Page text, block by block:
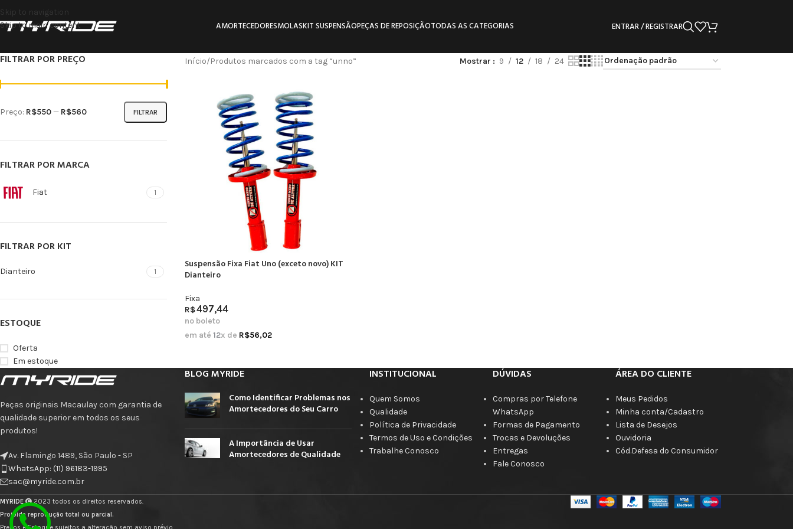
Skip to navigation
Skip to main content
AMORTECEDORESMOLASKIT SUSPENSÃOPEÇAS DE REPOSIÇÃOTODAS AS CATEGORIAS ENTRAR / REGISTRAR
FILTRAR POR PREÇO
FILTRAR
Preço: R$550— R$560
FILTRAR POR MARCA
Fiat 1
FILTRAR POR KIT
Dianteiro 1
ESTOQUE
Oferta
Em estoque
Início Produtos marcados com a tag “unno” Mostrar 9 12 18 24
Suspensão Fixa Fiat Uno (exceto novo) KIT
Dianteiro
Fixa
R$497,44
no boleto
em até 12x de R$56,02
Peças originais Macaulay com garantia de
qualidade superior em todos os seus
produtos!
Av. Flamingo 1489, São Paulo - SP
WhatsApp: (11) 96183-1995
sac@myride.com.br
BLOG MYRIDE
Como Identificar Problemas nos
Amortecedores do Seu Carro
A Importância de Usar
Amortecedores de Qualidade
INSTITUCIONAL
Quem Somos
Qualidade
Política de Privacidade
Termos de Uso e Condições
Trabalhe Conosco
DÚVIDAS
Compras por Telefone
WhatsApp
Formas de Pagamento
Trocas e Devoluções
Entregas
Fale Conosco
ÁREA DO CLIENTE
Meus Pedidos
Minha conta/Cadastro
Lista de Desejos
Ouvidoria
Cód.Defesa do Consumidor
MYRIDE
2023 todos os direitos reservados.
Proibida reprodução total ou parcial.